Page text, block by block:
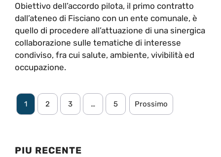
Obiettivo dell’accordo pilota, il primo contratto
dall’ateneo di Fisciano con un ente comunale, è
quello di procedere all’attuazione di una sinergica
collaborazione sulle tematiche di interesse
condiviso, fra cui salute, ambiente, vivibilità ed
occupazione.
1 2 3 … 5 Prossimo
PIU RECENTE